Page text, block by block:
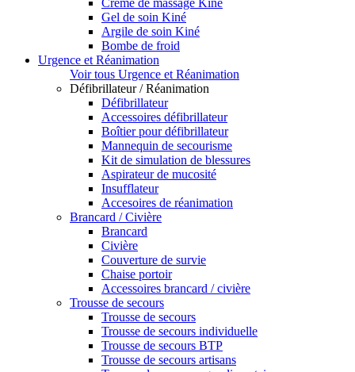
Crème de massage Kiné
Gel de soin Kiné
Argile de soin Kiné
Bombe de froid
Urgence et Réanimation
Voir tous Urgence et Réanimation
Défibrillateur / Réanimation
Défibrillateur
Accessoires défibrillateur
Boîtier pour défibrillateur
Mannequin de secourisme
Kit de simulation de blessures
Aspirateur de mucosité
Insufflateur
Accesoires de réanimation
Brancard / Civière
Brancard
Civière
Couverture de survie
Chaise portoir
Accessoires brancard / civière
Trousse de secours
Trousse de secours
Trousse de secours individuelle
Trousse de secours BTP
Trousse de secours artisans